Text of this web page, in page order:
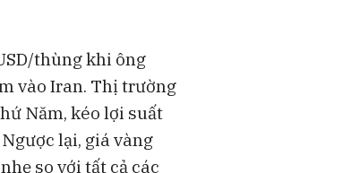
thùng khi ông
vào Iran. Thị trường
Năm, kéo lợi suất
lại, giá vàng
so với tất cả các